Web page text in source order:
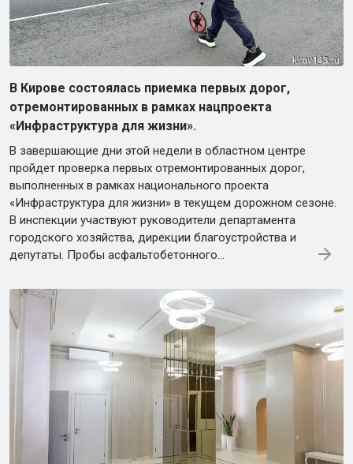
В Кирове состоялась приемка первых дорог,
отремонтированных в рамках нацпроекта
«Инфраструктура для жизни».
В завершающие дни этой недели в областном центре
пройдет проверка первых отремонтированных дорог,
выполненных в рамках национального проекта
«Инфраструктура для жизни» в текущем дорожном сезоне.
В инспекции участвуют руководители департамента
городского хозяйства, дирекции благоустройства и
депутаты. Пробы асфальтобетонного...